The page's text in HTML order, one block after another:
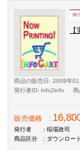
商品の販売日 : 2009年01
発行者ID: info2info 商
販売価格 :
発行者
: 稲場政司
商品区分
: ダウンロー